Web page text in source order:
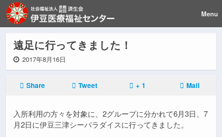
Menu
遠足に行ってきました！
2017年8月16日
Share Tweet + 1 Mail
入所利用の方々を対象に、2グループに分かれて6月3日、7
月2日に伊豆三津シーパラダイスに行ってきました。